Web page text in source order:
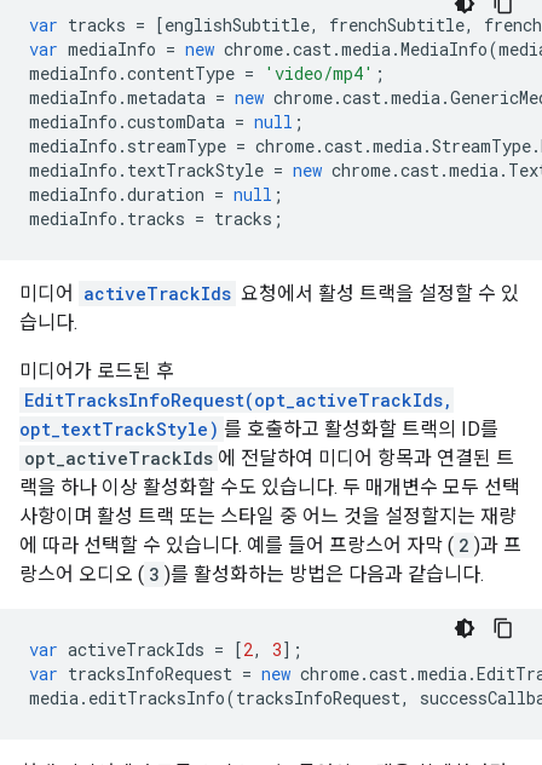
var tracks = [englishSubtitle, frenchSubtitle,
var mediaInfo = new chrome.cast.media.MediaInfo(
mediaInfo .contentType = 'video/mp4' ;
mediaInfo .metadata = new chrome.cast.media.
mediaInfo .customData = null ;
mediaInfo . streamType = chrome.cast.media.StreamType.
mediaInfo . textTrackStyle = new chrome.cast.media.
mediaInfo .duration = null ;
mediaInfo . tracks = tracks ;
미디어 activeTrackIds 요청에서 활성 트랙을 설정할 수 있
습니다.
미디어가 로드된 후
EditTracksInfoRequest(opt_activeTrackIds,
opt_textTrackStyle) 를 호출하고 활성화할 트랙의 ID를
opt_activeTrackIds 에 전달하여 미디어 항목과 연결된 트
랙을 하나 이상 활성화할 수도 있습니다. 두 매개변수 모두 선택
사항이며 활성 트랙 또는 스타일 중 어느 것을 설정할지는 재량
에 따라 선택할 수 있습니다. 예를 들어 프랑스어 자막 ( 2 )과 프
랑스어 오디오 ( 3 )를 활성화하는 방법은 다음과 같습니다.
var activeTrackIds = [2, 3];
var tracksInfoRequest = new chrome.cast.media.
media. editTracksInfo(tracksInfoRequest,